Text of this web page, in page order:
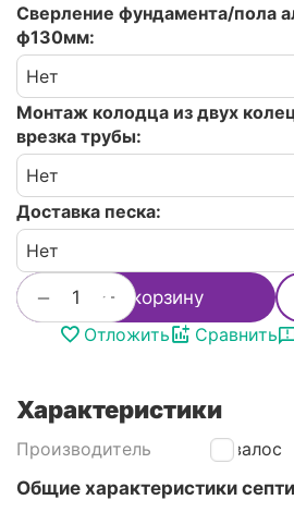
Сверление фундамента/пола
ф130мм:
Монтаж колодца из двух
врезка трубы:
Доставка песка:
+
− В корзину
Отложить
Сравнить
Характеристики
Производитель
Аквалос
Общие характеристики